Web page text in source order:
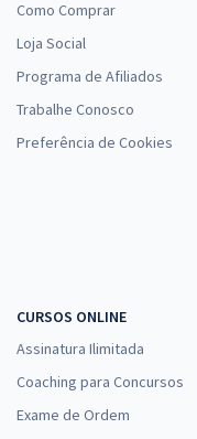
Como Comprar
Loja Social
Programa de Afiliados
Trabalhe Conosco
Preferência de Cookies
CURSOS ONLINE
Assinatura Ilimitada
Coaching para Concursos
Exame de Ordem